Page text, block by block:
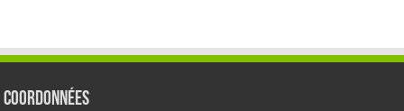
Coordonnées